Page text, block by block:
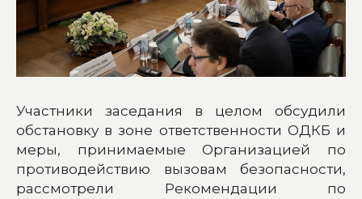
Участники заседания в целом обсудили
обстановку в зоне ответственности ОДКБ и
меры, принимаемые Организацией по
противодействию вызовам безопасности,
рассмотрели Рекомендации по